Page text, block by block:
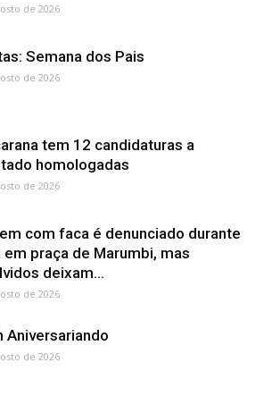
de 2026
Semana dos Pais
de 2026
tem 12 candidaturas a
homologadas
de 2026
com faca é denunciado durante
em praça de Marumbi, mas
deixam...
de 2026
Aniversariando
de 2026